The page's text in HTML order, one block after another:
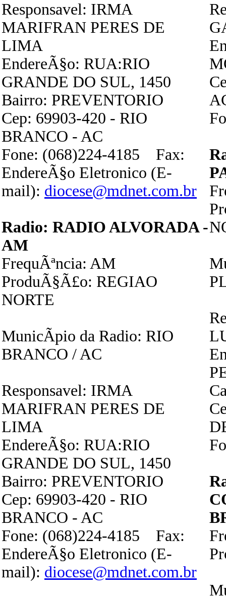
Responsavel: IRMA
MARIFRAN PERES DE
LIMA
EndereÃ§o: RUA:RIO
GRANDE DO SUL, 1450
Bairro: PREVENTORIO
Cep: 69903-420 - RIO
BRANCO - AC
Fone: (068)224-4185 Fax:
EndereÃ§o Eletronico (E-
mail): diocese@mdnet.com.br
Radio: RADIO ALVORADA -
AM
FrequÃªncia: AM
ProduÃ§Ã£o: REGIAO
NORTE
MunicÃ­pio da Radio: RIO
BRANCO / AC
Responsavel: IRMA
MARIFRAN PERES DE
LIMA
EndereÃ§o: RUA:RIO
GRANDE DO SUL, 1450
Bairro: PREVENTORIO
Cep: 69903-420 - RIO
BRANCO - AC
Fone: (068)224-4185 Fax:
EndereÃ§o Eletronico (E-
mail): diocese@mdnet.com.br